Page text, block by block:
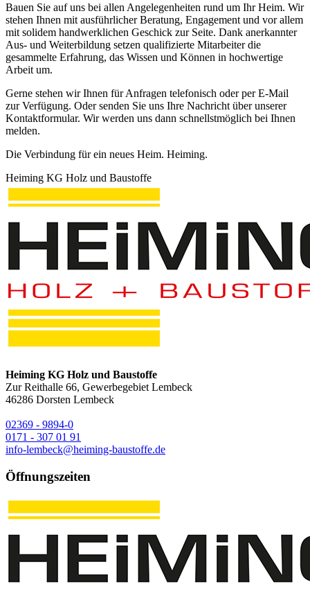
Bauen Sie auf uns bei allen Angelegenheiten rund um Ihr Heim. Wir
stehen Ihnen mit ausführlicher Beratung, Engagement und vor allem
mit solidem handwerklichen Geschick zur Seite. Dank anerkannter
Aus- und Weiterbildung setzen qualifizierte Mitarbeiter die
gesammelte Erfahrung, das Wissen und Können in hochwertige
Arbeit um.
Gerne stehen wir Ihnen für Anfragen telefonisch oder per E-Mail
zur Verfügung. Oder senden Sie uns Ihre Nachricht über unserer
Kontaktformular. Wir werden uns dann schnellstmöglich bei Ihnen
melden.
Die Verbindung für ein neues Heim. Heiming.
Heiming KG Holz und Baustoffe
Heiming KG Holz und Baustoffe
Zur Reithalle 66, Gewerbegebiet Lembeck
46286 Dorsten Lembeck
02369 - 9894-0
0171 - 307 01 91
info-lembeck@heiming-baustoffe.de
Öffnungszeiten